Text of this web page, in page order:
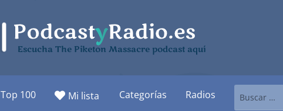
Escucha The Piketon Massacre podcast aquí
Top 100 Mi lista Categorías Radios